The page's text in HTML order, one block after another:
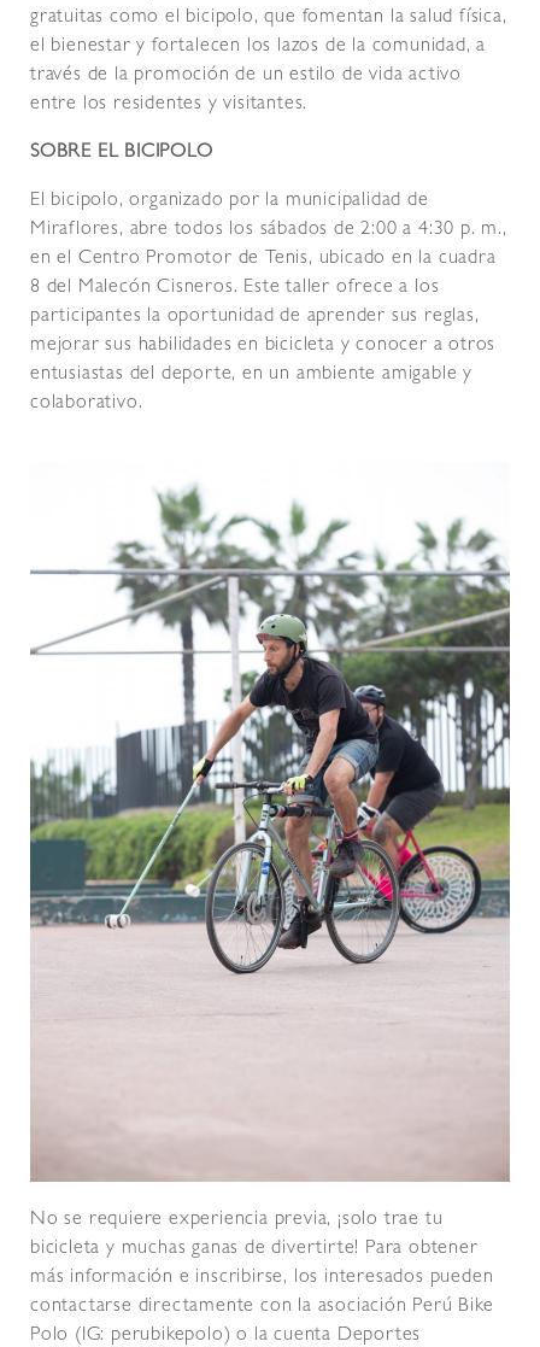
gratuitas como el bicipolo, que fomentan la salud física,
el bienestar y fortalecen los lazos de la comunidad, a
través de la promoción de un estilo de vida activo
entre los residentes y visitantes.
SOBRE EL BICIPOLO
El bicipolo, organizado por la municipalidad de
Miraflores, abre todos los sábados de 2:00 a 4:30 p. m.,
en el Centro Promotor de Tenis, ubicado en la cuadra
8 del Malecón Cisneros. Este taller ofrece a los
participantes la oportunidad de aprender sus reglas,
mejorar sus habilidades en bicicleta y conocer a otros
entusiastas del deporte, en un ambiente amigable y
colaborativo.
No se requiere experiencia previa, ¡solo trae tu
bicicleta y muchas ganas de divertirte! Para obtener
más información e inscribirse, los interesados pueden
contactarse directamente con la asociación Perú Bike
Polo (IG: perubikepolo) o la cuenta Deportes